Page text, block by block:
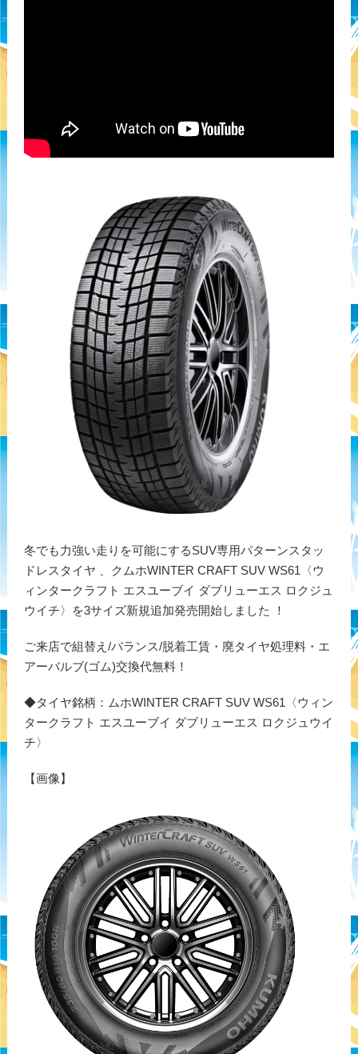
冬でも力強い走りを可能にするSUV専用パターンスタッ
ドレスタイヤ 、クムホWINTER CRAFT SUV WS61〈ウ
ィンタークラフト エスユーブイ ダブリューエス ロクジュ
ウイチ〉を3サイズ新規追加発売開始しました ！
ご来店で組替え/バランス/脱着工賃・廃タイヤ処理料・エ
アーバルブ(ゴム)交換代無料！
◆タイヤ銘柄：ムホWINTER CRAFT SUV WS61〈ウィン
タークラフト エスユーブイ ダブリューエス ロクジュウイ
チ〉
【画像】